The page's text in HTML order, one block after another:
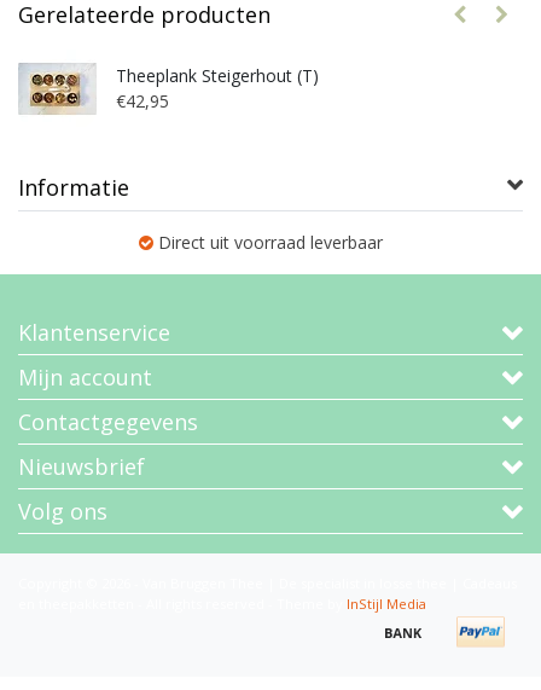
Gerelateerde producten
Theeplank Steigerhout (T)
€42,95
Informatie
Direct uit voorraad leverbaar
Klantenservice
Mijn account
Contactgegevens
Nieuwsbrief
Volg ons
InStijl Media